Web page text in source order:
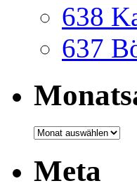
638
637
Monatsarchiv
Meta